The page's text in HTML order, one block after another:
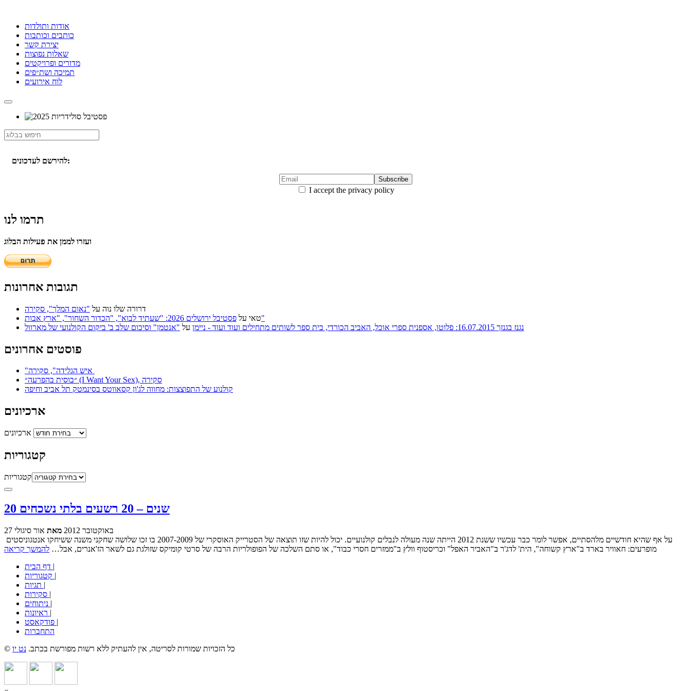
אודות ותולדות
כותבים וכותבות
יצירת קשר
שאלות נפוצות
מדורים ופרויקטים
תמיכה ושת״פים
לוח אירועים
להירשם לעדכונים:
I accept the privacy policy
תרמו לנו
ועזרו לממן את פעילות הבלוג
תגובות אחרונות
דרורה שלו נוה על "נאום המלך", סקירה
טאי על
פסטיבל ירושלים 2026: "שעתיד לבוא", "הכדור השחור", "ארץ אבות"
נגנז בגנזך 16.07.2015: פלוטו, אספנית ספרי אוכל, האביב הכורדי, בית ספר לשותים מתחילים ועוד ועוד - ניימן
על "אנטמן" וסיכום שלב ב' ביקום הקולנועי של מארוול
פוסטים אחרונים
״בוסית בהפרעה״ (I Want Your Sex), סקירה
קולנוע של התפוצצות: מחווה לג'ון קסאווטס בסינמטק תל אביב וחיפה
ארכיונים
ארכיונים
קטגוריות
קטגוריות
20 שנים – 20 רשעים בלתי נשכחים
27 באוקטובר 2012 מאת אור סיגולי
מופרעים: חאוויר בארד ב"ארץ קשוחה", הית' לדג'ר ב"האביר האפל" וכריסטוף וולץ ב"ממזרים חסרי כבוד", או סתם השלכה של הפופולריות הרבה של סרטי קומיקס שזולגת גם לשאר הז'אנרים, אבל… להמשך קריאה
|
|
|
|
|
|
|
התחברות
© כל הזכויות שמורות לסריטה, אין להעתיק ללא רשות מפורשת בכתב. נט יו